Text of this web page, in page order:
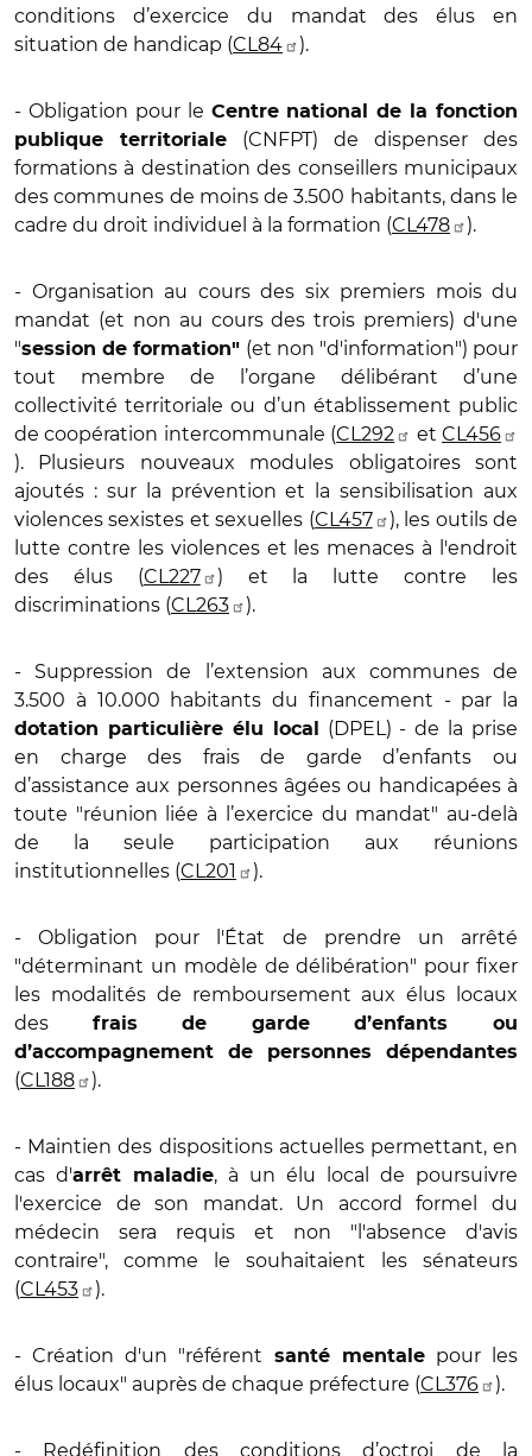
conditions d’exercice du mandat des élus en
situation de handicap (CL84 ).
- Obligation pour le Centre national de la fonction
publique territoriale (CNFPT) de dispenser des
formations à destination des conseillers municipaux
des communes de moins de 3.500 habitants, dans le
cadre du droit individuel à la formation (CL478 ).
- Organisation au cours des six premiers mois du
mandat (et non au cours des trois premiers) d'une
"session de formation" (et non "d'information") pour
tout membre de l’organe délibérant d’une
collectivité territoriale ou d’un établissement public
de coopération intercommunale (CL292 etCL456
). Plusieurs nouveaux modules obligatoires sont
ajoutés : sur la prévention et la sensibilisation aux
violences sexistes et sexuelles (CL457
), les outils de
lutte contre les violences et les menaces à l'endroit
des élus (CL227
) et la lutte contre les
discriminations (CL263 ).
- Suppression de l’extension aux communes de
3.500 à 10.000 habitants du financement - par la
dotation particulière élu local
(DPEL) - de la prise
en charge des frais de garde d’enfants ou
d’assistance aux personnes âgées ou handicapées à
toute "réunion liée à l’exercice du mandat" au-delà
de la seule participation aux réunions
institutionnelles (CL201 ).
- Obligation pour l'État de prendre un arrêté
"déterminant un modèle de délibération" pour fixer
les modalités de remboursement aux élus locaux
des
frais de garde d’enfants ou
d’accompagnement de personnes dépendantes
(CL188 ).
- Maintien des dispositions actuelles permettant, en
cas d'arrêt maladie, à un élu local de poursuivre
l'exercice de son mandat. Un accord formel du
médecin sera requis et non "l'absence d'avis
contraire", comme le souhaitaient les sénateurs
(CL453 ).
- Création d'un "référent santé mentalepour les
élus locaux" auprès de chaque préfecture (CL376 ).
- Redéfinition des conditions d’octroi de la